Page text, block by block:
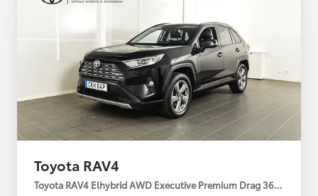
Toyota RAV4
Toyota RAV4 Elhybrid AWD Executive Premium Drag 360-kamera